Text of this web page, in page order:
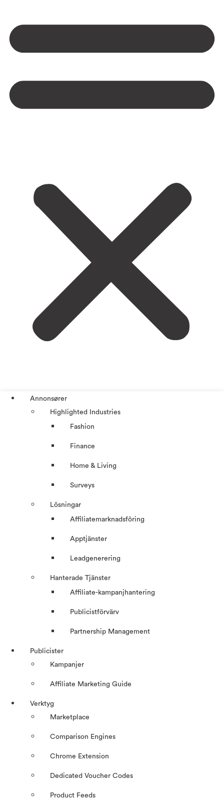
Annonsører
Highlighted Industries
Fashion
Finance
Home & Living
Surveys
Lösningar
Affiliatemarknadsföring
Apptjänster
Leadgenerering
Hanterade Tjänster
Affiliate-kampanjhantering
Publicistförvärv
Partnership Management
Publicister
Kampanjer
Affiliate Marketing Guide
Verktyg
Marketplace
Comparison Engines
Chrome Extension
Dedicated Voucher Codes
Product Feeds